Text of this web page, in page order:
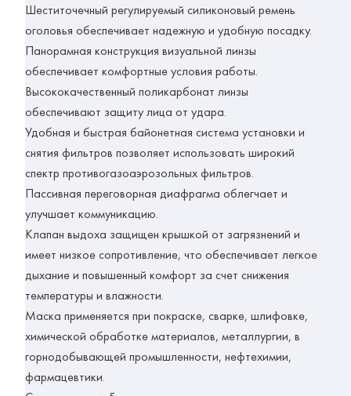
Шеститочечный регулируемый силиконовый ремень
оголовья обеспечивает надежную и удобную посадку.
Панорамная конструкция визуальной линзы
обеспечивает комфортные условия работы.
Высококачественный поликарбонат линзы
обеспечивают защиту лица от удара.
Удобная и быстрая байонетная система установки и
снятия фильтров позволяет использовать широкий
спектр противогазоаэрозольных фильтров.
Пассивная переговорная диафрагма облегчает и
улучшает коммуникацию.
Клапан выдоха защищен крышкой от загрязнений и
имеет низкое сопротивление, что обеспечивает легкое
дыхание и повышенный комфорт за счет снижения
температуры и влажности.
Маска применяется при покраске, сварке, шлифовке,
химической обработке материалов, металлургии, в
горнодобывающей промышленности, нефтехимии,
фармацевтики.